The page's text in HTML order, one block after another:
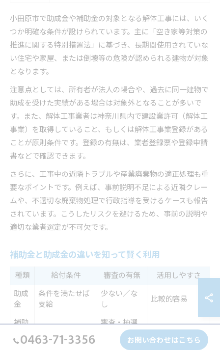
小田原市で助成金や補助金の対象となる解体工事には、いく
つか明確な条件が設けられています。主に「空き家等対策の
推進に関する特別措置法」に基づき、長期間使用されていな
い住宅や家屋、または倒壊等の危険が認められる建物が対象
となります。
注意点としては、所有者が法人の場合や、過去に同一建物で
助成を受けた実績がある場合は対象外となることが多いで
す。また、解体工事業者は神奈川県内で建設業許可（解体工
事業）を取得していること、もしくは解体工事業登録がある
ことが原則条件です。登録の有無は、業者登録票や登録申請
書などで確認できます。
さらに、工事中の近隣トラブルや産業廃棄物の適正処理も重
要なポイントです。例えば、事前説明不足による近隣クレー
ムや、不適切な廃棄物処理で行政指導を受けるケースも報告
されています。こうしたリスクを避けるため、事前の説明や
適切な業者選定が不可欠です。
補助金と助成金の違いを知って賢く利用
種類 給付条件 審査の有無
活用しやすさ
助成
金
条件を満たせば
支給
少ない／な
し
比較的容易
補助
事前審査あり
審査・抽選
競争率高め
自己負担軽減に
0463-71-3356 お問い合わせはこちら